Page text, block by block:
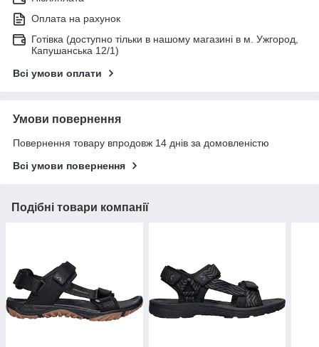
Оплата на рахунок
Готівка (доступно тільки в нашому магазині в м. Ужгород,
Капушанська 12/1)
Всі умови оплати
Умови повернення
Повернення товару впродовж 14 днів за домовленістю
Всі умови повернення
Подібні товари компанії